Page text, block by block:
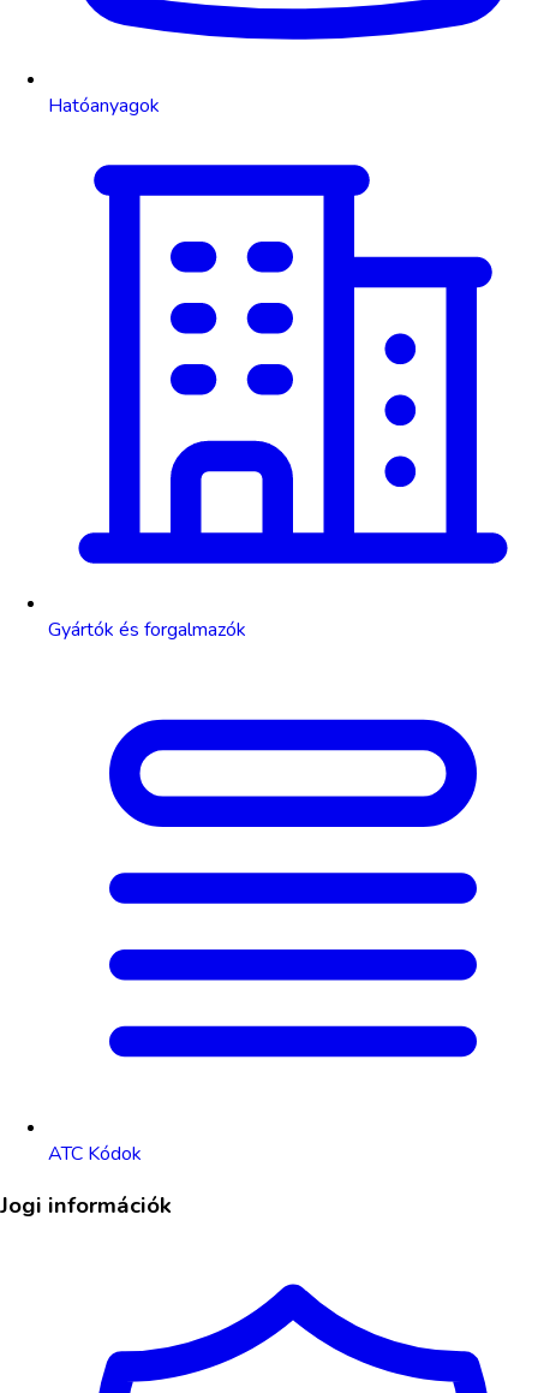
Hatóanyagok
Gyártók és forgalmazók
ATC Kódok
Jogi információk